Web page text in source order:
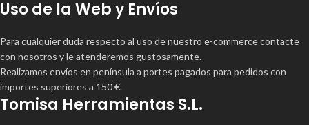
Uso de la Web y Envíos
Para cualquier duda respecto al uso de nuestro e-commerce contacte
con nosotros y le atenderemos gustosamente.
Realizamos envíos en península a portes pagados para pedidos con
importes superiores a 150 €.
Tomisa Herramientas S.L.